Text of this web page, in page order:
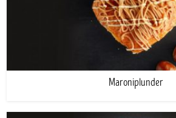
Maroniplunder